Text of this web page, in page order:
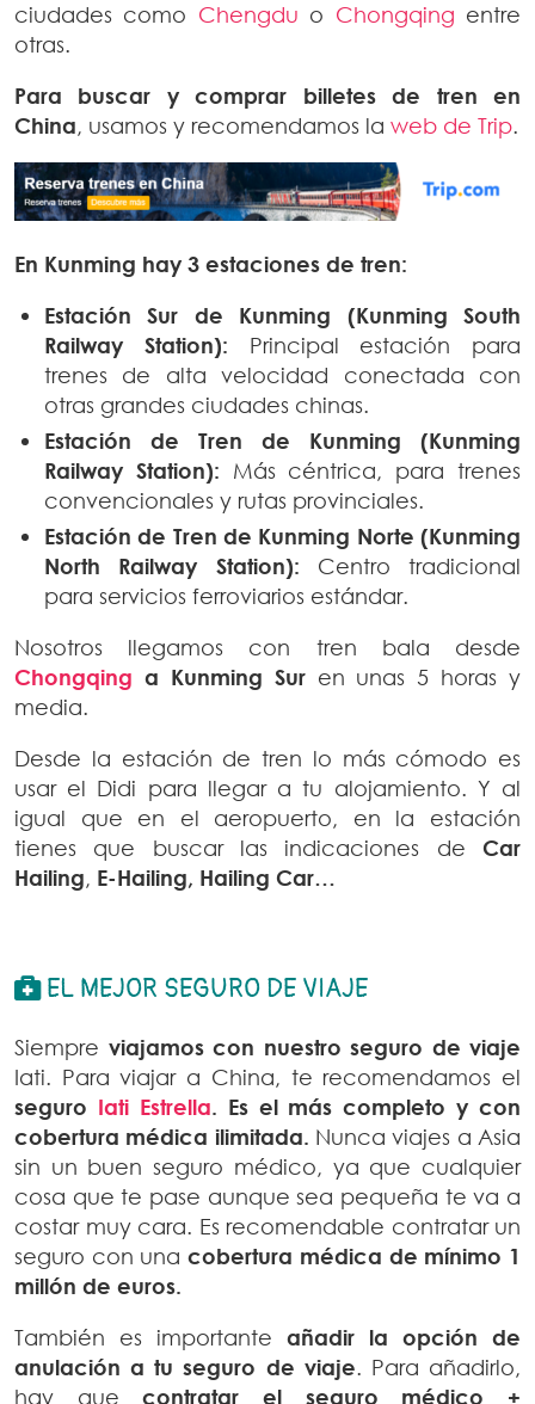
ciudades como Chengdu o Chongqing entre
otras.
Para buscar y comprar billetes de tren en
China, usamos y recomendamos la web de Trip.
En Kunming hay 3 estaciones de tren:
Estación Sur de Kunming (Kunming South
Railway Station): Principal estación para
trenes de alta velocidad conectada con
otras grandes ciudades chinas.
Estación de Tren de Kunming (Kunming
Railway Station): Más céntrica, para trenes
convencionales y rutas provinciales.
Estación de Tren de Kunming Norte (Kunming
North Railway Station): Centro tradicional
para servicios ferroviarios estándar.
Nosotros llegamos con tren bala desde
Chongqing a Kunming Suren unas 5 horas y
media.
Desde la estación de tren lo más cómodo es
usar el Didi para llegar a tu alojamiento. Y al
igual que en el aeropuerto, en la estación
tienes que buscar las indicaciones de Car
Hailing, E-Hailing, Hailing Car…
EL MEJOR SEGURO DE VIAJE
Siempre viajamos con nuestro seguro de viaje
Iati. Para viajar a China, te recomendamos el
seguro Iati Estrella. Es el más completo y con
cobertura médica ilimitada. Nunca viajes a Asia
sin un buen seguro médico, ya que cualquier
cosa que te pase aunque sea pequeña te va a
costar muy cara. Es recomendable contratar un
seguro con unacobertura médica de mínimo 1
millón de euros.
También es importante añadir la opción de
anulación a tu seguro de viaje. Para añadirlo,
hay quecontratar el seguro médico +